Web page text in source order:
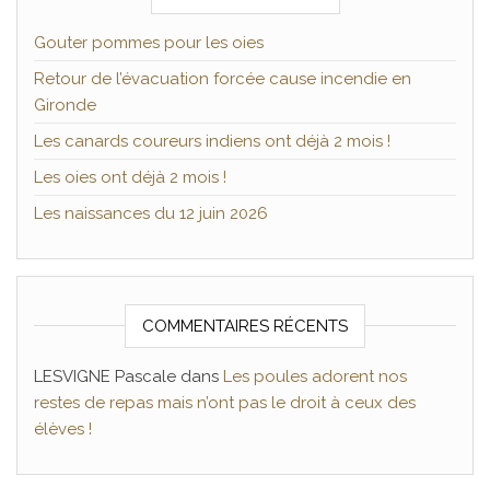
Gouter pommes pour les oies
Retour de l’évacuation forcée cause incendie en
Gironde
Les canards coureurs indiens ont déjà 2 mois !
Les oies ont déjà 2 mois !
Les naissances du 12 juin 2026
COMMENTAIRES RÉCENTS
LESVIGNE Pascale dans Les poules adorent nos
restes de repas mais n’ont pas le droit à ceux des
élèves !